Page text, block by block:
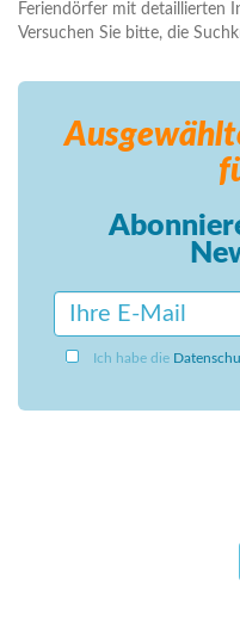
Feriendörfer mit detaillierten
Versuchen Sie bitte, die
Ich habe die